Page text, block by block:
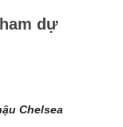
dự
Chelsea